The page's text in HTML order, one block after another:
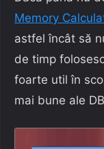
Memory
astfel încât să
de timp
foarte util în
mai bune ale